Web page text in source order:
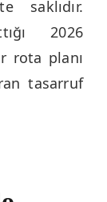
saklıdır.
2026
rota planı
tasarruf